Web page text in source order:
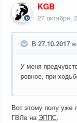
KGB
27 октября,
В 27.10.2017
У меня
ровное, при
Вот этому полу уже
ГВЛв на ЭППС.